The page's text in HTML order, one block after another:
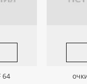
64